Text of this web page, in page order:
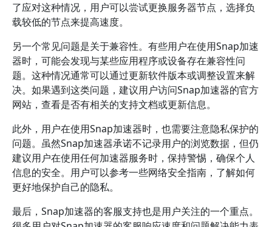
了应对这种情况，用户可以尝试更换服务器节点，选择负
载较低的节点来提高速度。
另一个常见问题是关于兼容性。有些用户在使用Snap加速
器时，可能会发现与某些应用程序或设备存在兼容性问
题。这种情况通常可以通过更新软件版本或调整设置来解
决。如果遇到这类问题，建议用户访问Snap加速器的官方
网站，查看是否有相关的支持文档或更新信息。
此外，用户在使用Snap加速器时，也需要注意隐私保护的
问题。虽然Snap加速器承诺不记录用户的浏览数据，但仍
建议用户在使用任何加速器服务时，保持警惕，确保个人
信息的安全。用户可以参考一些网络安全指南，了解如何
更好地保护自己的隐私。
最后，Snap加速器的客服支持也是用户关注的一个重点。